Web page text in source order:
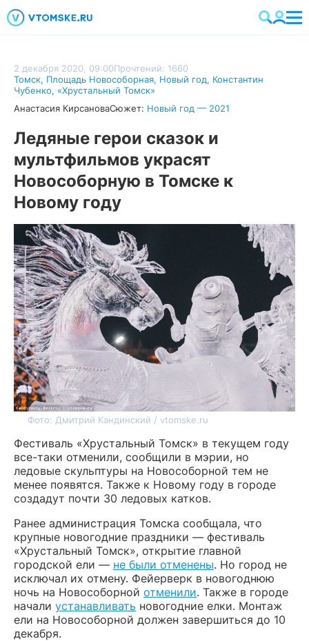
2 декабря 2020, 09:00Прочтений: 1660
Томск, Площадь Новособорная, Новый год, Константин
Чубенко, «Хрустальный Томск»
Анастасия КирсановаСюжет: Новый год — 2021
Ледяные герои сказок и
мультфильмов украсят
Новособорную в Томске к
Новому году
Фото: Дмитрий Кандинский / vtomske.ru
Фестиваль «Хрустальный Томск» в текущем году
все-таки отменили, сообщили в мэрии, но
ледовые скульптуры на Новособорной тем не
менее появятся. Также к Новому году в городе
создадут почти 30 ледовых катков.
Ранее администрация Томска сообщала, что
крупные новогодние праздники — фестиваль
«Хрустальный Томск», открытие главной
городской ели — не были отменены. Но город не
исключал их отмену. Фейерверк в новогоднюю
ночь на Новособорной отменили. Также в городе
начали устанавливать новогодние елки. Монтаж
ели на Новособорной должен завершиться до 10
декабря.